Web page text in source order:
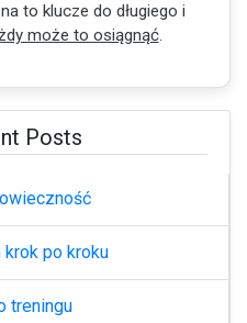
to klucze do długiego i
może to osiągnąć.
Posts
krok po kroku
treningu